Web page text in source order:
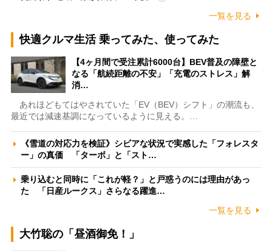
一覧を見る
快適クルマ生活 乗ってみた、使ってみた
【4ヶ月間で受注累計6000台】BEV普及の障壁と
なる「航続距離の不安」「充電のストレス」解
消…
あれほどもてはやされていた「EV（BEV）シフト」の潮流も、
最近では減速基調になっているように見える。…
《雪道の対応力を検証》シビアな状況で実感した「フォレスタ
ー」の真価 「ターボ」と「スト…
乗り込むと同時に「これが軽？」と戸惑うのには理由があっ
た 「日産ルークス」さらなる躍進…
一覧を見る
大竹聡の「昼酒御免！」